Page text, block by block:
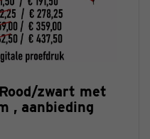
zwart met
, aanbieding